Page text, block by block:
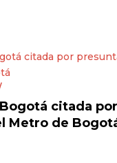
citada
Metro de